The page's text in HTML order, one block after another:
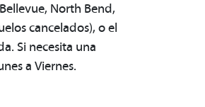
North Bend,
cancelados), o el
Si necesita una
a Viernes.